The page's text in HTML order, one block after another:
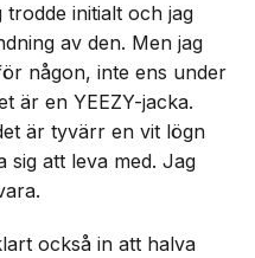
initialt och jag
av den. Men jag
någon, inte ens under
är en YEEZY-jacka.
är tyvärr en vit lögn
sig att leva med. Jag
också in att halva